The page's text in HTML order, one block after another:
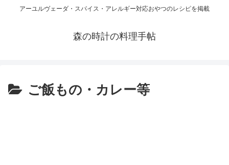
アーユルヴェーダ・スパイス・アレルギー対応おやつのレシピを掲載
森の時計の料理手帖
ご飯もの・カレー等